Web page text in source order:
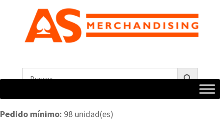
Pedido mínimo: 98 unidad(es)